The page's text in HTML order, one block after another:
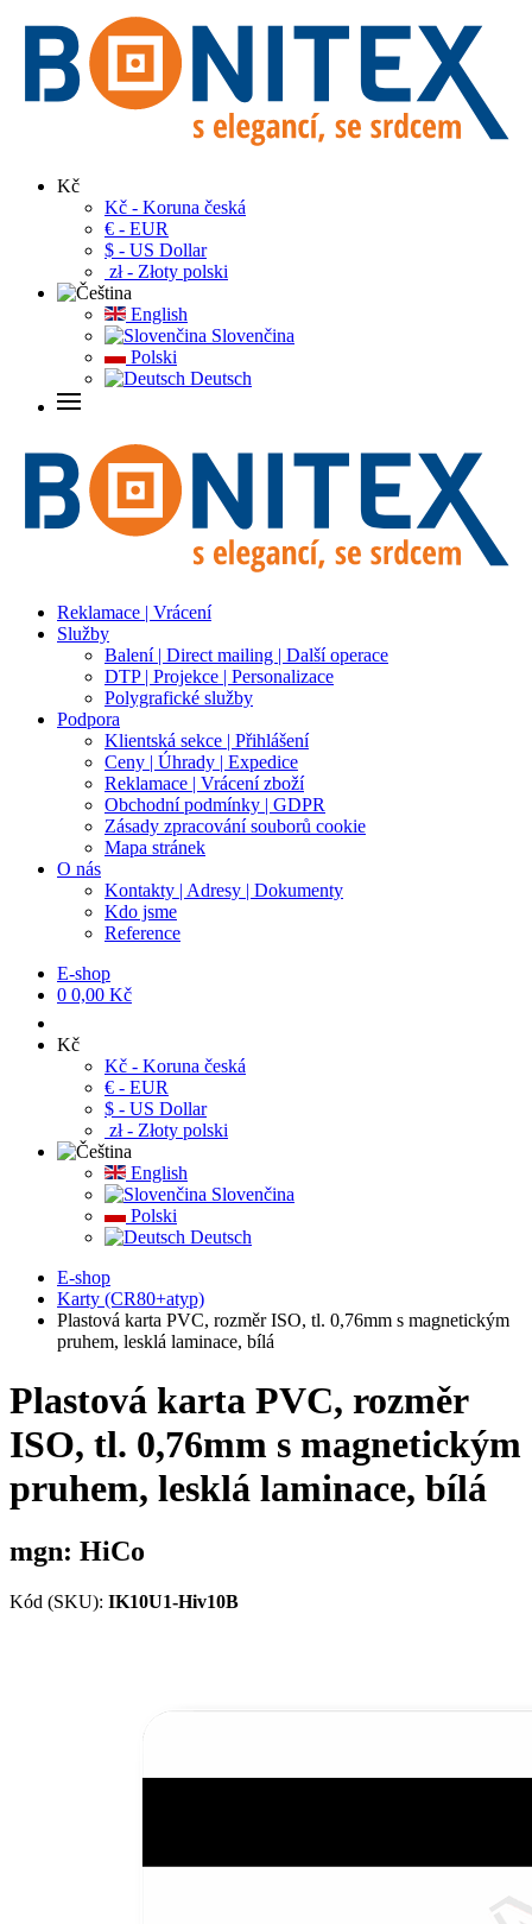
Kč
Kč - Koruna česká
€ - EUR
$ - US Dollar
zł - Złoty polski
English
Slovenčina
Polski
Deutsch
Reklamace | Vrácení
Služby
Balení | Direct mailing | Další operace
DTP | Projekce | Personalizace
Polygrafické služby
Podpora
Klientská sekce | Přihlášení
Ceny | Úhrady | Expedice
Reklamace | Vrácení zboží
Obchodní podmínky | GDPR
Zásady zpracování souborů cookie
Mapa stránek
O nás
Kontakty | Adresy | Dokumenty
Kdo jsme
Reference
E-shop
0 0,00 Kč
Kč
Kč - Koruna česká
€ - EUR
$ - US Dollar
zł - Złoty polski
English
Slovenčina
Polski
Deutsch
E-shop
Karty (CR80+atyp)
Plastová karta PVC, rozměr ISO, tl. 0,76mm s magnetickým
pruhem, lesklá laminace, bílá
Plastová karta PVC, rozměr
ISO, tl. 0,76mm s magnetickým
pruhem, lesklá laminace, bílá
mgn: HiCo
Kód (SKU): IK10U1-Hiv10B